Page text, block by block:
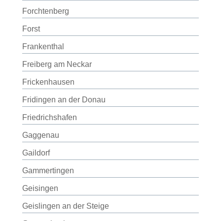
Forchtenberg
Forst
Frankenthal
Freiberg am Neckar
Frickenhausen
Fridingen an der Donau
Friedrichshafen
Gaggenau
Gaildorf
Gammertingen
Geisingen
Geislingen an der Steige